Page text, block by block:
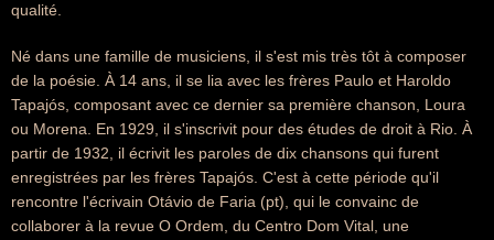
qualité.
Né dans une famille de musiciens, il s'est mis très tôt à composer
de la poésie. À 14 ans, il se lia avec les frères Paulo et Haroldo
Tapajós, composant avec ce dernier sa première chanson, Loura
ou Morena. En 1929, il s'inscrivit pour des études de droit à Rio. À
partir de 1932, il écrivit les paroles de dix chansons qui furent
enregistrées par les frères Tapajós. C'est à cette période qu'il
rencontre l'écrivain Otávio de Faria (pt), qui le convainc de
collaborer à la revue O Ordem, du Centro Dom Vital, une